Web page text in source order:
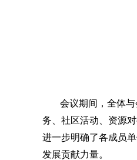
会议期间，全体
务、社区活动、资源
进一步明确了各成员
发展贡献力量。